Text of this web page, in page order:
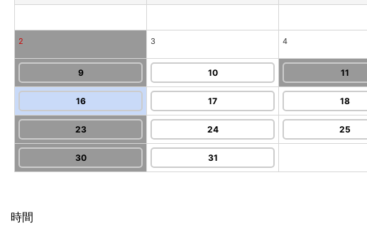
2 3 4
9 10 11
16 17 18
23 24 25
30 31
時間